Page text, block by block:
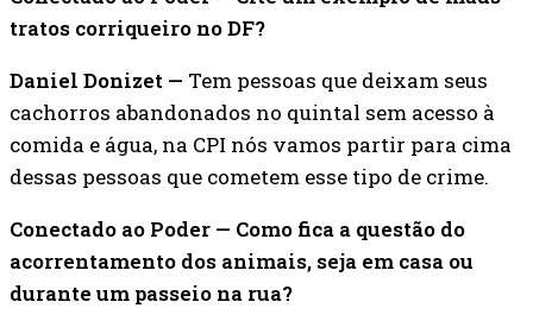
tratos corriqueiro no DF?
Daniel Donizet — Tem pessoas que deixam seus
cachorros abandonados no quintal sem acesso à
comida e água, na CPI nós vamos partir para cima
dessas pessoas que cometem esse tipo de crime.
Conectado ao Poder — Como fica a questão do
acorrentamento dos animais, seja em casa ou
durante um passeio na rua?